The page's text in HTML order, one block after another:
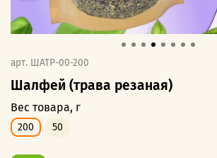
арт. ШАТР-00-200
Шалфей (трава резаная)
Вес товара, г
200 50